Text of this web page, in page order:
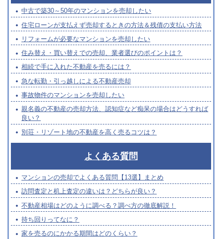
中古で築30～50年のマンションを売却したい
住宅ローンが支払えず売却するときの方法＆残債の支払い方法
リフォームが必要なマンションを売却したい
住み替え・買い替えでの売却、業者選びのポイントは？
相続で手に入れた不動産を売るには？
急な転勤・引っ越しによる不動産売却
事故物件のマンションを売却したい
親名義の不動産の売却方法、認知症など痴呆の場合はどうすれば
良い？
別荘・リゾート地の不動産を高く売るコツは？
よくある質問
マンションの売却でよくある質問【13選】まとめ
訪問査定と机上査定の違いは？どちらが良い？
不動産相場はどのように調べる？調べ方の徹底解説！
持ち回りってなに？
家を売るのにかかる期間はどのくらい？